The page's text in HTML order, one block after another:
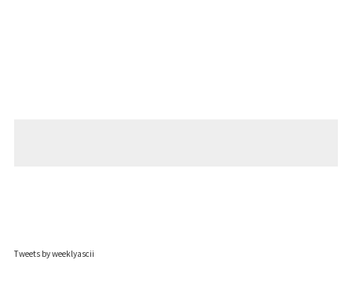
Tweets by weeklyascii